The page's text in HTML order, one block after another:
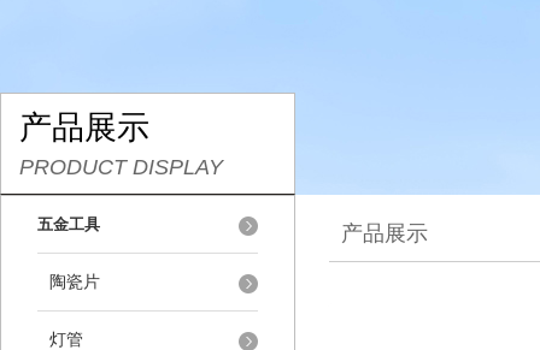
产品展示
PRODUCT DISPLAY
五金工具
陶瓷片
灯管
产品展示